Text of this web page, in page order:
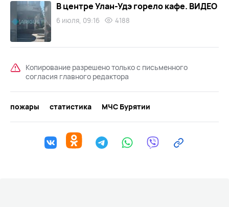
В центре Улан-Удэ горело кафе. ВИДЕО
6 июля, 09:16 4188
Копирование разрешено только с письменного
согласия главного редактора
пожары статистика МЧС Бурятии